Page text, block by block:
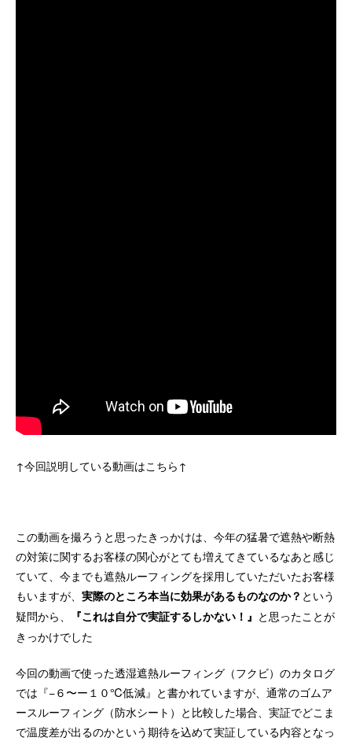
↑今回説明している動画はこちら↑
この動画を撮ろうと思ったきっかけは、今年の猛暑で遮熱や断熱
の対策に関するお客様の関心がとても増えてきているなあと感じ
ていて、今までも遮熱ルーフィングを採用していただいたお客様
もいますが、 実際のところ本当に効果があるものなのか？ という
疑問から、
『これは自分で実証するしかない！』 と思ったことが
きっかけでした
今回の動画で使った透湿遮熱ルーフィング（フクビ）のカタログ
では『−６〜ー１０℃低減』と書かれていますが、通常のゴムア
ースルーフィング（防水シート）と比較した場合、実証でどこま
で温度差が出るのかという期待を込めて実証している内容となっ